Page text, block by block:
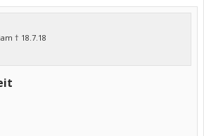
† 18.7.18